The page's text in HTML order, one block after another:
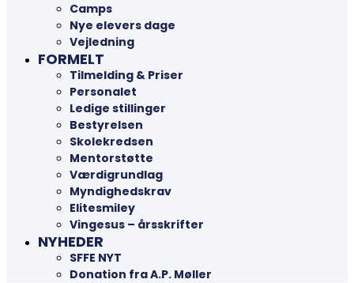
Camps
Nye elevers dage
Vejledning
FORMELT
Tilmelding & Priser
Personalet
Ledige stillinger
Bestyrelsen
Skolekredsen
Mentorstøtte
Værdigrundlag
Myndighedskrav
Elitesmiley
Vingesus – årsskrifter
NYHEDER
SFFE NYT
Donation fra A.P. Møller